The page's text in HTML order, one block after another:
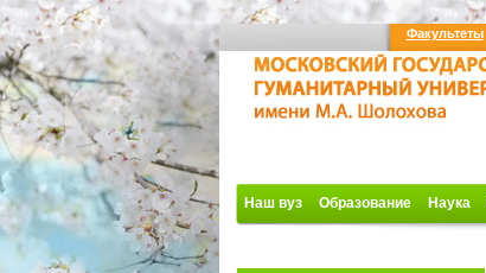
Факультеты
Наш вуз Образование Наука